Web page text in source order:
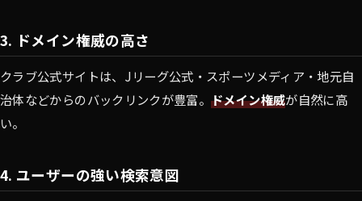
3. ドメイン権威の高さ
クラブ公式サイトは、Jリーグ公式・スポーツメディア・地元自
治体などからのバックリンクが豊富。ドメイン権威が自然に高
い。
4. ユーザーの強い検索意図